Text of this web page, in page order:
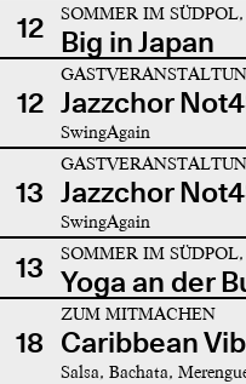
12
SOMMER IM
Big in Japan
12 Jazzchor
SwingAgain
13 Jazzchor
SwingAgain
13 SOMMER IM
Yoga an der
18
ZUM MITMACHEN
Caribbean
Salsa, Bachata,